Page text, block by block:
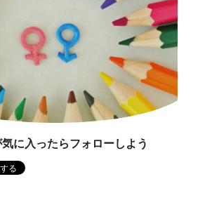
に入ったらフォローしよう